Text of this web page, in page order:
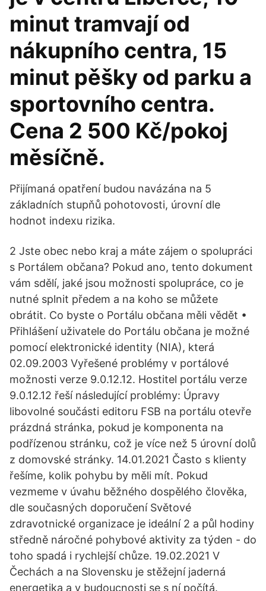
minut tramvají od
nákupního centra, 15
minut pěšky od parku a
sportovního centra.
Cena 2 500 Kč/pokoj
měsíčně.
Přijímaná opatření budou navázána na 5
základních stupňů pohotovosti, úrovní dle
hodnot indexu rizika.
2 Jste obec nebo kraj a máte zájem o spolupráci
s Portálem občana? Pokud ano, tento dokument
vám sdělí, jaké jsou možnosti spolupráce, co je
nutné splnit předem a na koho se můžete
obrátit. Co byste o Portálu občana měli vědět •
Přihlášení uživatele do Portálu občana je možné
pomocí elektronické identity (NIA), která
02.09.2003 Vyřešené problémy v portálové
možnosti verze 9.0.12.12. Hostitel portálu verze
9.0.12.12 řeší následující problémy: Úpravy
libovolné součásti editoru FSB na portálu otevře
prázdná stránka, pokud je komponenta na
podřízenou stránku, což je více než 5 úrovní dolů
z domovské stránky. 14.01.2021 Často s klienty
řešíme, kolik pohybu by měli mít. Pokud
vezmeme v úvahu běžného dospělého člověka,
dle současných doporučení Světové
zdravotnické organizace je ideální 2 a půl hodiny
středně náročné pohybové aktivity za týden - do
toho spadá i rychlejší chůze. 19.02.2021 V
Čechách a na Slovensku je stěžejní jaderná
energetika a v budoucnosti se s ní počítá.